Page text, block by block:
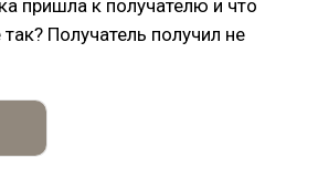
пришла к получателю и что
Получатель получил не